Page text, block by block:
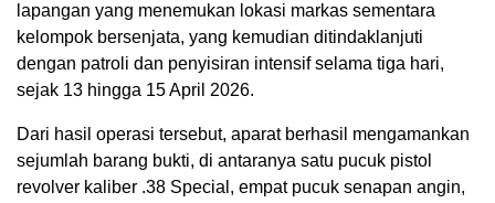
lapangan yang menemukan lokasi markas sementara
kelompok bersenjata, yang kemudian ditindaklanjuti
dengan patroli dan penyisiran intensif selama tiga hari,
sejak 13 hingga 15 April 2026.
Dari hasil operasi tersebut, aparat berhasil mengamankan
sejumlah barang bukti, di antaranya satu pucuk pistol
revolver kaliber .38 Special, empat pucuk senapan angin,